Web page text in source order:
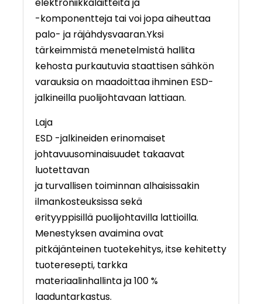
-komponentteja tai voi jopa aiheuttaa
palo- ja räjähdysvaaran.Yksi
tärkeimmistä menetelmistä hallita
kehosta purkautuvia staattisen sähkön
varauksia on maadoittaa ihminen ESD-
jalkineilla puolijohtavaan lattiaan.
Laja
ESD -jalkineiden erinomaiset
johtavuusominaisuudet takaavat
luotettavan
ja turvallisen toiminnan alhaisissakin
ilmankosteuksissa sekä
erityyppisillä puolijohtavilla lattioilla.
Menestyksen avaimina ovat
pitkäjänteinen tuotekehitys, itse kehitetty
tuoteresepti, tarkka
materiaalinhallinta ja 100 %
laaduntarkastus.